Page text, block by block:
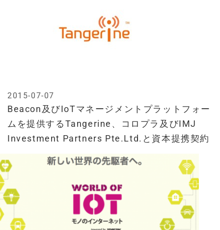
Beacon及びIoTマネージメントプラットフォー
ムを提供するTangerine、コロプラ及びIMJ
Investment Partners Pte.Ltd.と資本提携契約
2015-07-07